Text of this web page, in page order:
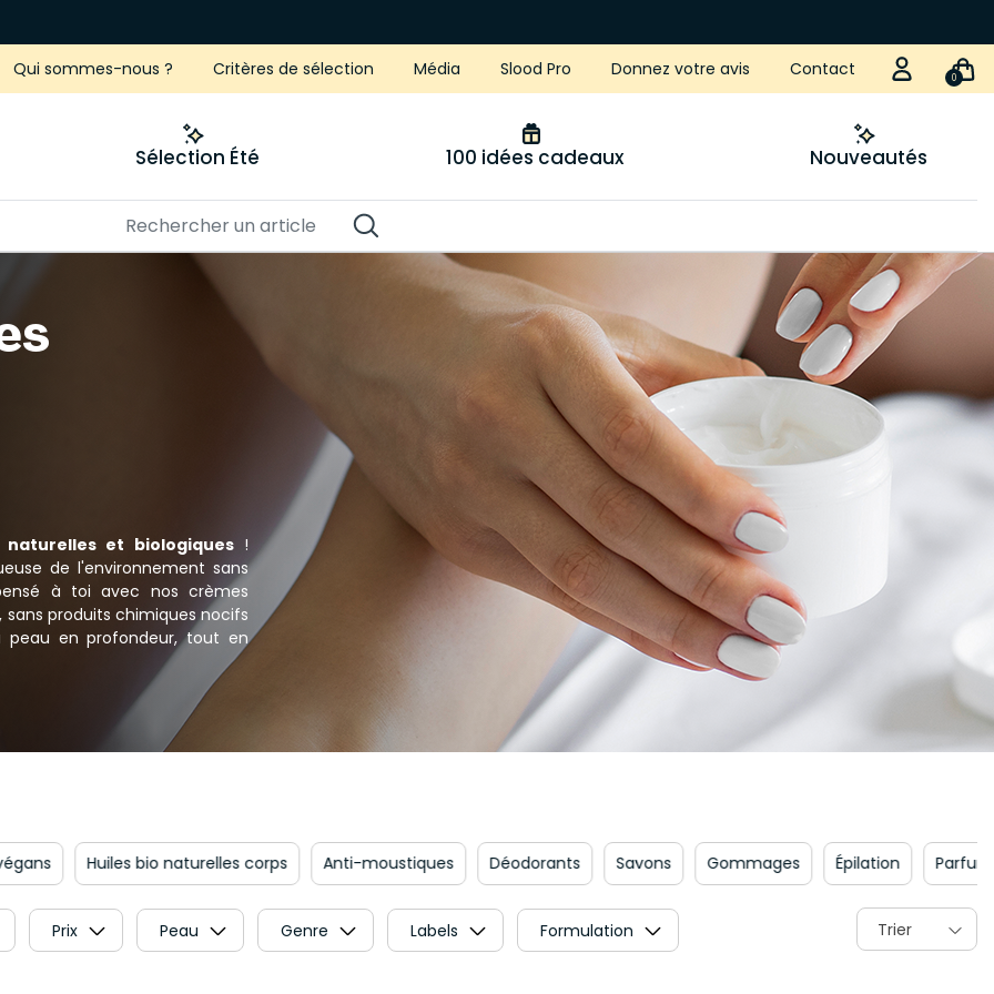
Qui sommes-nous ? Critères de sélection Média Slood Pro Donnez votre avis Contact 0
Sélection Été 100 idées cadeaux Nouveautés
et biologiques!
de l'environnement sans
à toi avec nos crèmes
produits chimiques nocifs
en profondeur, tout en
Huiles bio naturelles corps Anti-moustiques Déodorants Savons Gommages Épilation Parfums
Prix Peau Genre Labels Formulation Trier